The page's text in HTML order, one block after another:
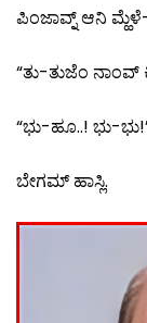
ಪಿಂಜಾವ್ನ್ ಆನಿ
“ತು-ತುಜೆಂ
“ಭು-ಹೂ..! ಭು-
ಬೇಗಮ್ ಹಾಸ್ಲಿ.